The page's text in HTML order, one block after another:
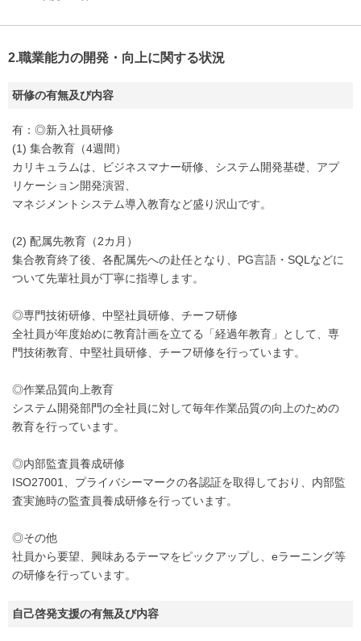
2.職業能力の開発・向上に関する状況
研修の有無及び内容
有：◎新入社員研修
(1) 集合教育（4週間）
カリキュラムは、ビジネスマナー研修、システム開発基礎、アプ
リケーション開発演習、
マネジメントシステム導入教育など盛り沢山です。
(2) 配属先教育（2カ月）
集合教育終了後、各配属先への赴任となり、PG言語・SQLなどに
ついて先輩社員が丁寧に指導します。
◎専門技術研修、中堅社員研修、チーフ研修
全社員が年度始めに教育計画を立てる「経過年教育」として、専
門技術教育、中堅社員研修、チーフ研修を行っています。
◎作業品質向上教育
システム開発部門の全社員に対して毎年作業品質の向上のための
教育を行っています。
◎内部監査員養成研修
ISO27001、プライバシーマークの各認証を取得しており、内部監
査実施時の監査員養成研修を行っています。
◎その他
社員から要望、興味あるテーマをピックアップし、eラーニング等
の研修を行っています。
自己啓発支援の有無及び内容